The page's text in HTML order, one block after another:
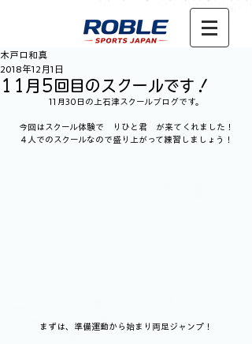
11月5回目のスクールです！
木戸口和真
2018年12月1日
11月30日の上石津スクールブログです。
今回はスクール体験で　りひと君　が来てくれました！
４人でのスクールなので盛り上がって練習しましょう！
まずは、準備運動から始まり両足ジャンプ！